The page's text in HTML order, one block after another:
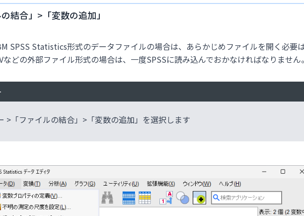
結合」>「変数の追加」
SPSS Statistics形式のデータファイルの場合は、あらかじめファイルを開く必要
などの外部ファイル形式の場合は、一度SPSSに読み込んでおかなければなりません
>「ファイルの結合」>「変数の追加」を選択します